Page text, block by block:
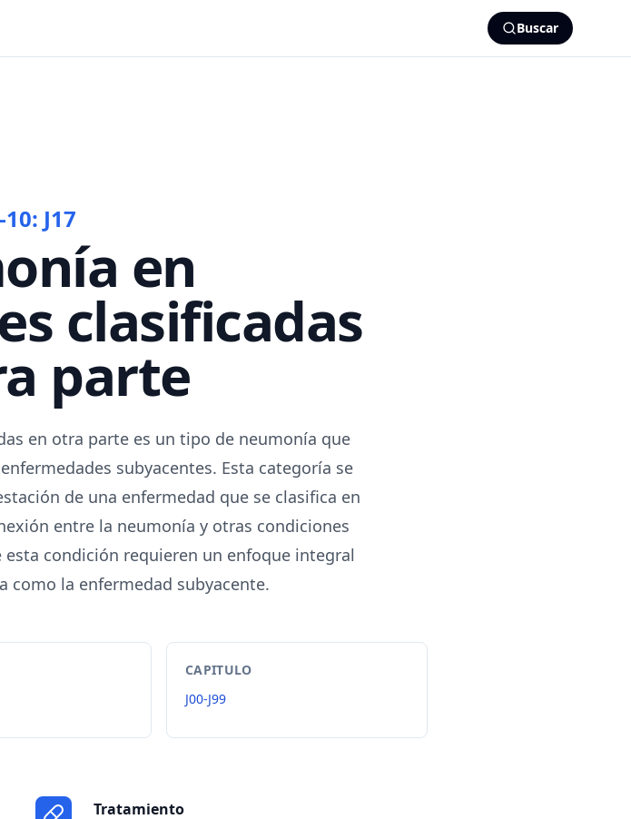
Buscar
10: J17
en
clasificadas
parte
en otra parte es un tipo de neumonía que
subyacentes. Esta categoría se
de una enfermedad que se clasifica en
entre la neumonía y otras condiciones
condición requieren un enfoque integral
como la enfermedad subyacente.
CAPITULO
J00-J99
Tratamiento